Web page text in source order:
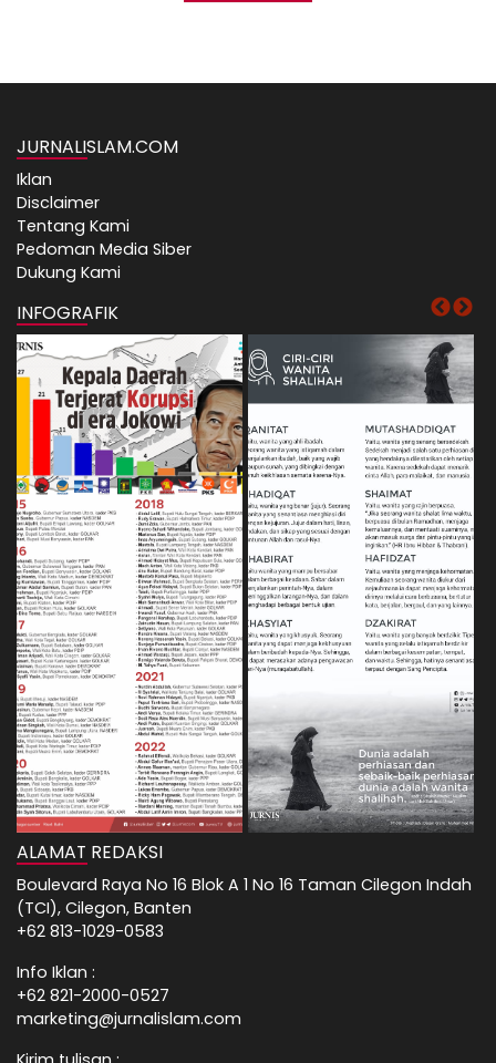
JURNALISLAM.COM
Iklan
Disclaimer
Tentang Kami
Pedoman Media Siber
Dukung Kami
INFOGRAFIK
ALAMAT REDAKSI
Boulevard Raya No 16 Blok A 1 No 16 Taman Cilegon Indah
(TCI), Cilegon, Banten
+62 813-1029-0583
Info Iklan :
+62 821-2000-0527
marketing@jurnalislam.com